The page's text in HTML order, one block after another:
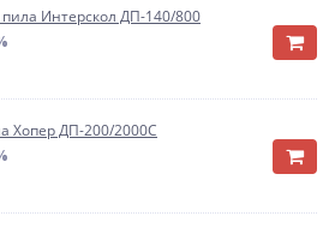
Интерскол ДП-140/800
Хопер ДП-200/2000С